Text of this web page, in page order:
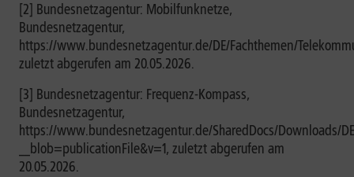
[2] Bundesnetzagentur: Mobilfunknetze,
Bundesnetzagentur,
https://www.bundesnetzagentur.de/DE/Fachthemen/
zuletzt abgerufen am 20.05.2026.
[3] Bundesnetzagentur: Frequenz-Kompass,
Bundesnetzagentur,
https://www.bundesnetzagentur.de/SharedDocs/Downloads/
__blob=publicationFile&v=1, zuletzt abgerufen am
20.05.2026.